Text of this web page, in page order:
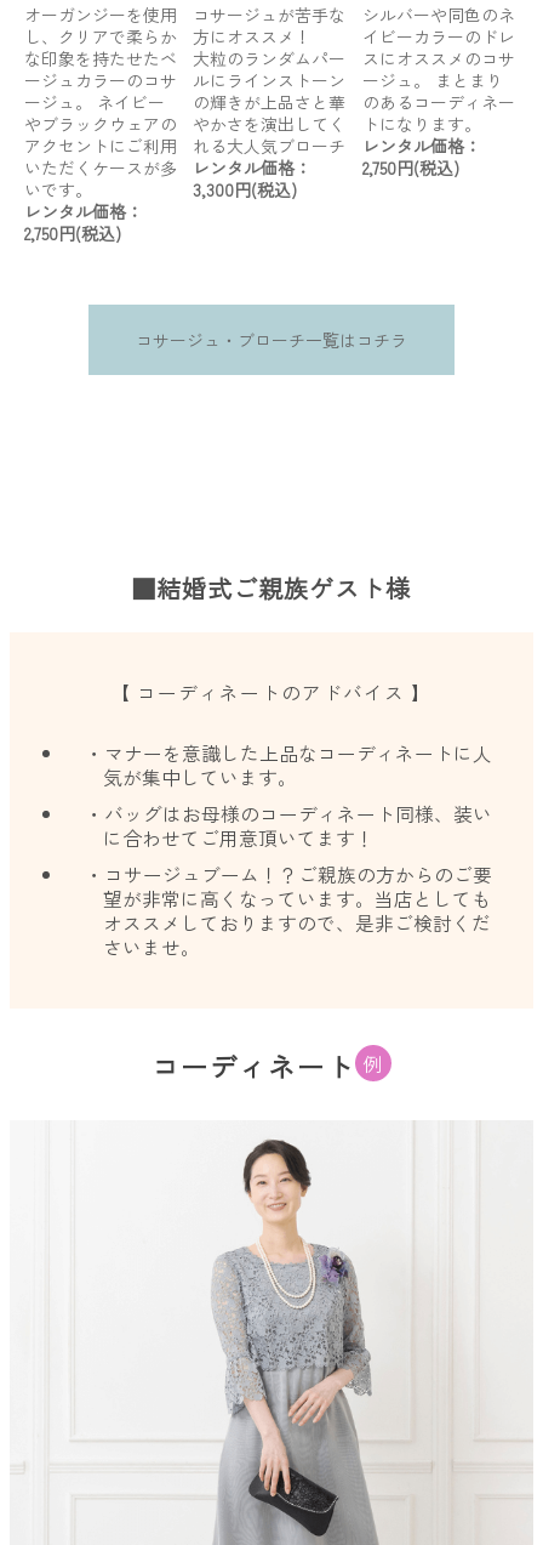
オーガンジーを使用
し、クリアで柔らか
な印象を持たせたベ
ージュカラーのコサ
ージュ。 ネイビー
やブラックウェアの
アクセントにご利用
いただくケースが多
いです。
レンタル価格：
2,750円(税込)
コサージュが苦手な
方にオススメ！
大粒のランダムパー
ルにラインストーン
の輝きが上品さと華
やかさを演出してく
れる大人気ブローチ
レンタル価格：
3,300円(税込)
シルバーや同色のネ
イビーカラーのドレ
スにオススメのコサ
ージュ。 まとまり
のあるコーディネー
トになります。
レンタル価格：
2,750円(税込)
コサージュ・ブローチ一覧はコチラ
■結婚式ご親族ゲスト様
【 コーディネートのアドバイス 】
・マナーを意識した上品なコーディネートに人
気が集中しています。
・バッグはお母様のコーディネート同様、装い
に合わせてご用意頂いてます！
・コサージュブーム！？ご親族の方からのご要
望が非常に高くなっています。当店としても
オススメしておりますので、是非ご検討くだ
さいませ。
コーディネート 例